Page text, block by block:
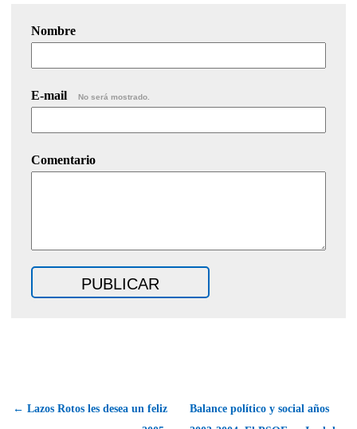
Nombre
E-mail No será mostrado.
Comentario
← Lazos Rotos les desea un feliz
Balance político y social años